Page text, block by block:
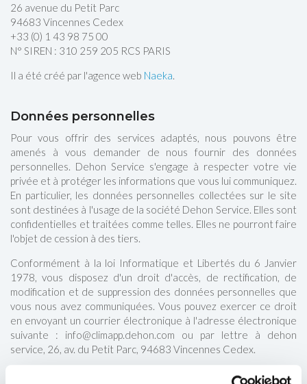
26 avenue du Petit Parc
94683 Vincennes Cedex
+33 (0) 1 43 98 75 00
N° SIREN : 310 259 205 RCS PARIS
Il a été créé par l'agence web Naeka.
Données personnelles
Pour vous offrir des services adaptés, nous pouvons être
amenés à vous demander de nous fournir des données
personnelles. Dehon Service s'engage à respecter votre vie
privée et à protéger les informations que vous lui communiquez.
En particulier, les données personnelles collectées sur le site
sont destinées à l'usage de la société Dehon Service. Elles sont
confidentielles et traitées comme telles. Elles ne pourront faire
l'objet de cession à des tiers.
Conformément à la loi Informatique et Libertés du 6 Janvier
1978, vous disposez d'un droit d'accès, de rectification, de
modification et de suppression des données personnelles que
vous nous avez communiquées. Vous pouvez exercer ce droit
en envoyant un courrier électronique à l'adresse électronique
suivante : info@climapp.dehon.com ou par lettre à dehon
service, 26, av. du Petit Parc, 94683 Vincennes Cedex.
Si vous êtes abonnés à des services d'information par courrier